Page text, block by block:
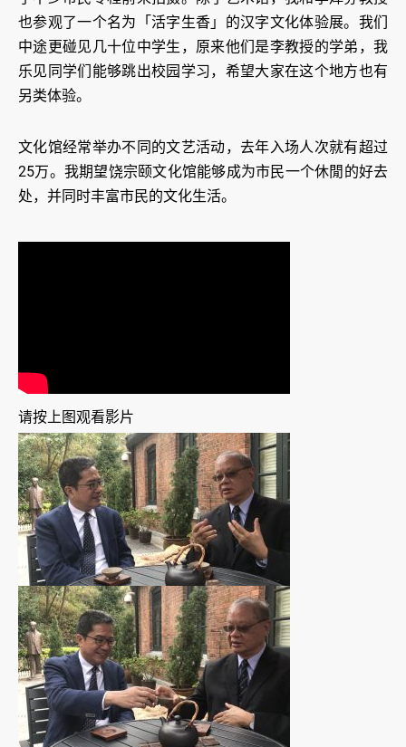
也参观了一个名为「活字生香」的汉字文化体验展。我们
中途更碰见几十位中学生，原来他们是李教授的学弟，我
乐见同学们能够跳出校园学习，希望大家在这个地方也有
另类体验。
文化馆经常举办不同的文艺活动，去年入场人次就有超过
25万。我期望饶宗颐文化馆能够成为市民一个休閒的好去
处，并同时丰富市民的文化生活。
请按上图观看影片